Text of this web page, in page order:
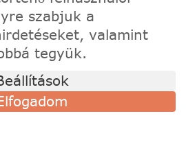
te is alkothatsz, akár egy
a remekműved korábbi
fel és fejezd ki a kreativitásod!
szabjuk a
valamint
tegyük.